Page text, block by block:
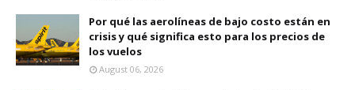
Por qué las aerolíneas de bajo costo están en
crisis y qué significa esto para los precios de
los vuelos
August 06, 2026